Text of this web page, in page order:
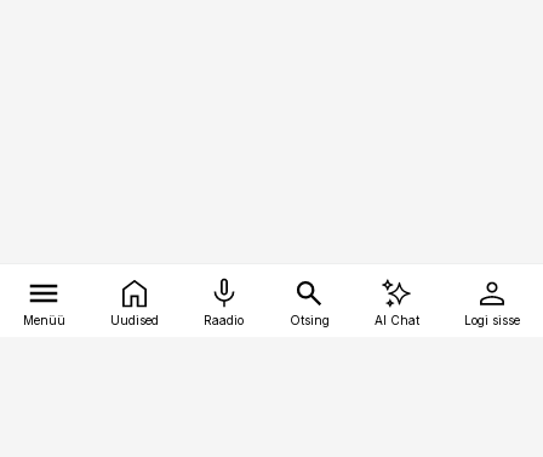
Menüü Uudised Raadio Otsing AI Chat Logi sisse